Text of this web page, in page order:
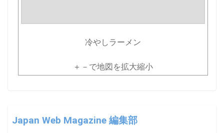
冷やしラーメン
＋－で地図を拡大縮小
Japan Web Magazine 編集部